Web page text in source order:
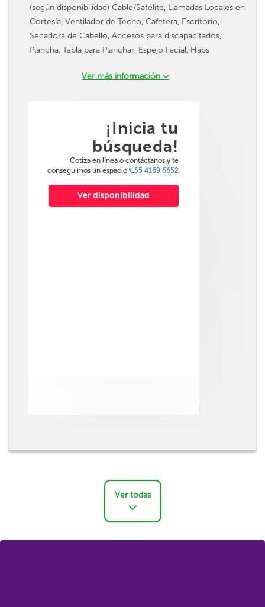
(según disponibilidad) Cable/Satélite, Llamadas Locales en
Cortesía, Ventilador de Techo, Cafetera, Escritorio,
Secadora de Cabello, Accesos para discapacitados,
Plancha, Tabla para Planchar, Espejo Facial, Habs
Ver más información
¡Inicia tu
búsqueda!
Cotiza en línea o contáctanos y te
conseguimos un espacio
55 4169 6652
Ver disponibilidad
Ver todas